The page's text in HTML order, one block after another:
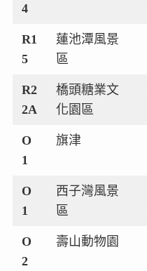
4
R1
5
蓮池潭風景
區
R2
2A
橋頭糖業文
化園區
O
1
旗津
O
1
西子灣風景
區
O
2
壽山動物園